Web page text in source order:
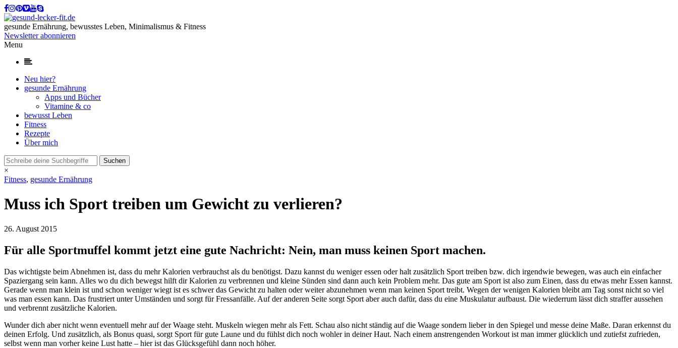
gesunde Ernährung, bewusstes Leben, Minimalismus & Fitness
Newsletter abonnieren
Menu
Neu hier?
gesunde Ernährung
Apps und Bücher
Vitamine & co
bewusst Leben
Fitness
Rezepte
Über mich
×
Fitness, gesunde Ernährung
Muss ich Sport treiben um Gewicht zu verlieren?
26. August 2015
Für alle Sportmuffel kommt jetzt eine gute Nachricht: Nein, man muss keinen Sport machen.
Das wichtigste beim Abnehmen ist, dass du mehr Kalorien verbrauchst als du benötigst. Dazu kannst du weniger essen oder halt zusätzlich Sport treiben bzw. dich irgendwie bewegen, was auch ein einfacher
Spaziergang sein kann. Alles wo du dich bewegst hilft dir Kalorien zu verbrennen und kleine Sünden sind dann auch kein Problem mehr. Das gute am Sport ist also zum Einen, dass du etwas mehr Essen kannst.
Gerade wenn man klein ist und schon weniger wiegt ist es schwer das Gewicht zu halten oder weiter abzunehmen wenn man keinen Sport treibt. Wegen der wenigen Kalorien bleibt am Tag sonst nicht so viel
was man essen kann. Das frustriert unter Umständen und sorgt für Fressanfälle. Auf der anderen Seite sorgt Sport aber auch dafür, dass du eine Muskulatur aufbaust. Die wiederrum lässt dich straffer aussehen
und verbrennt zusätzliche Kalorien.
Wunder dich aber nicht wenn eventuell mehr auf der Waage steht. Muskeln wiegen mehr als Fett. Schau also nicht ständig auf die Waage sondern lieber in den Spiegel und messe deine Maße. Daran erkennst du
deinen Erfolg. Und zusätzlich, als Bonus quasi, sorgt Sport für gute Laune und du fühlst dich noch wohler in deiner Haut. Nach einem anstrengenden Workout ist man immer glücklich und zutiefst zufrieden,
selbst wenn man vorher keine Lust hatte – hier ist das Glücksgefühl dann noch höher.